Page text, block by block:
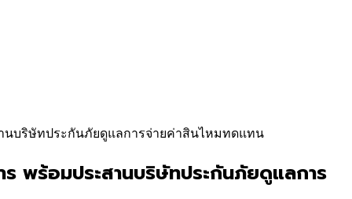
บริษัทประกันภัยดูแลการจ่ายค่าสินไหมทดแทน
พร้อมประสานบริษัทประกันภัยดูแลการ